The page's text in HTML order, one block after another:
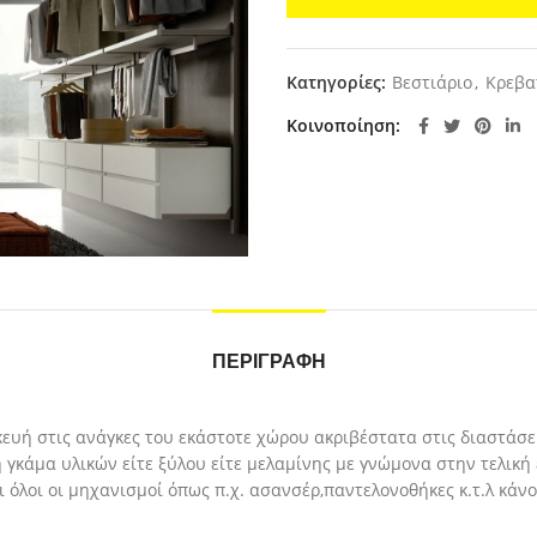
Κατηγορίες: Βεστιάριο,
Κοινοποίηση
ΠΕΡΙΓΡΑΦΉ
στις ανάγκες του εκάστοτε χώρου ακριβέστατα στις
υλικών είτε ξύλου είτε μελαμίνης με γνώμονα στην
οι μηχανισμοί όπως π.χ. ασανσέρ,παντελονοθήκες κ.τ.λ